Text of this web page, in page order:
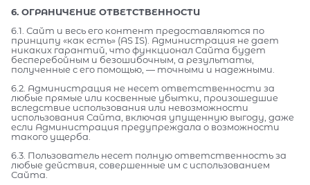
6. ОГРАНИЧЕНИЕ ОТВЕТСТВЕННОСТИ
6.1. Сайт и весь его контент предоставляются по
принципу «как есть» (AS IS). Администрация не дает
никаких гарантий, что функционал Сайта будет
бесперебойным и безошибочным, а результаты,
полученные с его помощью, — точными и надежными.
6.2. Администрация не несет ответственности за
любые прямые или косвенные убытки, произошедшие
вследствие использования или невозможности
использования Сайта, включая упущенную выгоду, даже
если Администрация предупреждала о возможности
такого ущерба.
6.3. Пользователь несет полную ответственность за
любые действия, совершенные им с использованием
Сайта.